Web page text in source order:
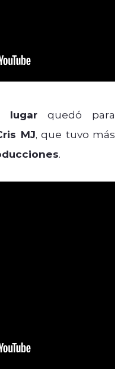
lugar quedó para
MJ, que tuvo más
.